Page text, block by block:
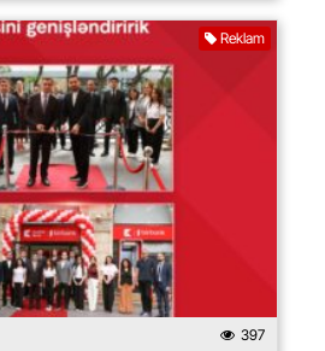
Reklam
397